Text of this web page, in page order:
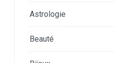
Astrologie
Beauté